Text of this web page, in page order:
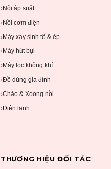
› Nồi áp suất
›Nồi cơm điện
›Máy xay sinh tố & ép
› Máy hút bụi
› Máy lọc không khí
›Đồ dùng gia đình
›Chảo & Xoong nồi
›Điện lạnh
THƯƠNG HIỆU ĐỐI TÁC